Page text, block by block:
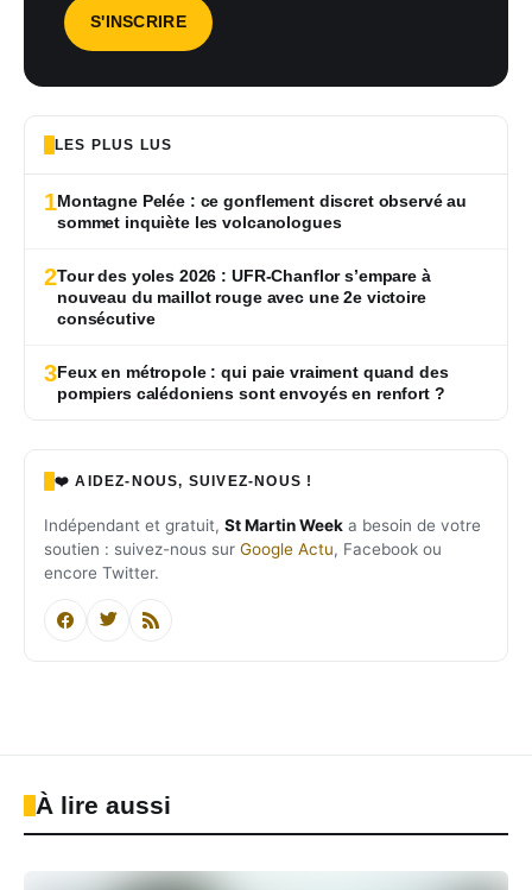
LES PLUS LUS
1Montagne Pelée : ce gonflement discret observé au
sommet inquiète les volcanologues
2Tour des yoles 2026 : UFR-Chanflor s’empare à
nouveau du maillot rouge avec une 2e victoire
consécutive
3Feux en métropole : qui paie vraiment quand des
pompiers calédoniens sont envoyés en renfort ?
❤️ AIDEZ-NOUS, SUIVEZ-NOUS !
Indépendant et gratuit, St Martin Week a besoin de votre
soutien : suivez-nous sur Google Actu, Facebook ou
encore Twitter.
À lire aussi